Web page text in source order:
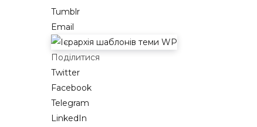
Tumblr
Email
Поділитися
Twitter
Facebook
Telegram
LinkedIn